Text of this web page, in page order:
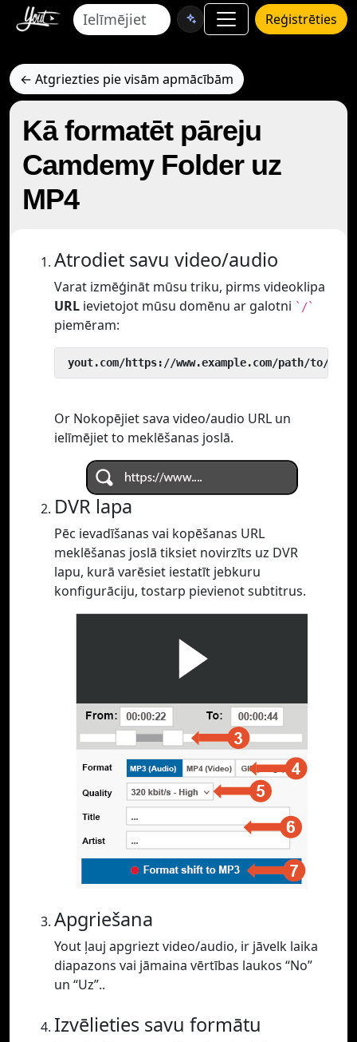
Reģistrēties
← Atgriezties pie visām apmācībām
Kā formatēt pāreju
Camdemy Folder uz
MP4
Atrodiet savu video/audio
Varat izmēģināt mūsu triku, pirms videoklipa
URL ievietojot mūsu domēnu ar galotni `/`
piemēram:
yout.com/https://www.example.com/path/to/
Or Nokopējiet sava video/audio URL un
ielīmējiet to meklēšanas joslā.
DVR lapa
Pēc ievadīšanas vai kopēšanas URL
meklēšanas joslā tiksiet novirzīts uz DVR
lapu, kurā varēsiet iestatīt jebkuru
konfigurāciju, tostarp pievienot subtitrus.
Apgriešana
Yout ļauj apgriezt video/audio, ir jāvelk laika
diapazons vai jāmaina vērtības laukos “No”
un “Uz”..
Izvēlieties savu formātu